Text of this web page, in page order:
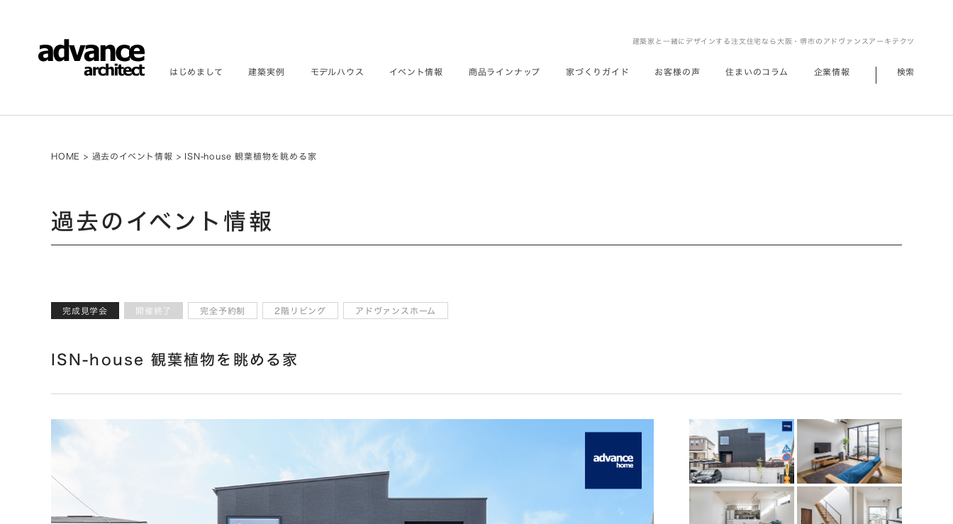
建築家と一緒にデザインする注文住宅なら大阪・堺市のアドヴァンスアーキテクツ
はじめまして 建築実例 モデルハウス イベント情報 商品ラインナップ 家づくりガイド お客様の声 住まいのコラム 企業情報 検索
HOME > 過去のイベント情報 > ISN-house 観葉植物を眺める家
過去のイベント情報
完成見学会 開催終了 完全予約制 2階リビング アドヴァンスホーム
ISN-house 観葉植物を眺める家